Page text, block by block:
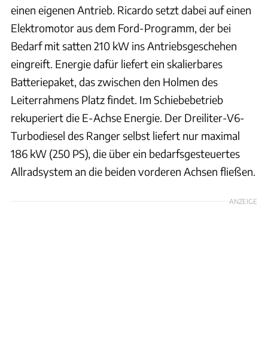
einen eigenen Antrieb. Ricardo setzt dabei auf einen
Elektromotor aus dem Ford-Programm, der bei
Bedarf mit satten 210 kW ins Antriebsgeschehen
eingreift. Energie dafür liefert ein skalierbares
Batteriepaket, das zwischen den Holmen des
Leiterrahmens Platz findet. Im Schiebebetrieb
rekuperiert die E-Achse Energie. Der Dreiliter-V6-
Turbodiesel des Ranger selbst liefert nur maximal
186 kW (250 PS), die über ein bedarfsgesteuertes
Allradsystem an die beiden vorderen Achsen fließen.
ANZEIGE